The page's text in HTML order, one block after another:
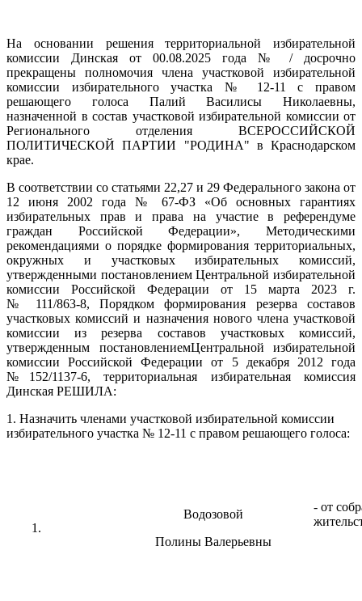
На основании решения территориальной избирательной
комиссии Динская от 00.08.2025 года № / досрочно
прекращены полномочия члена участковой избирательной
комиссии избирательного участка № 12-11 с правом
решающего голоса Палий Василисы Николаевны,
назначенной в состав участковой избирательной комиссии от
Регионального отделения ВСЕРОССИЙСКОЙ
ПОЛИТИЧЕСКОЙ ПАРТИИ "РОДИНА" в Краснодарском
крае.
В соответствии со статьями 22,27 и 29 Федерального закона от
12 июня 2002 года № 67-ФЗ «Об основных гарантиях
избирательных прав и права на участие в референдуме
граждан Российской Федерации», Методическими
рекомендациями о порядке формирования территориальных,
окружных и участковых избирательных комиссий,
утвержденными постановлением Центральной избирательной
комиссии Российской Федерации от 15 марта 2023 г.
№ 111/863-8, Порядком формирования резерва составов
участковых комиссий и назначения нового члена участковой
комиссии из резерва составов участковых комиссий,
утвержденным постановлениемЦентральной избирательной
комиссии Российской Федерации от 5 декабря 2012 года
№152/1137-6, территориальная избирательная комиссия
Динская РЕШИЛА:
1. Назначить членами участковой избирательной комиссии
избирательного участка № 12-11 с правом решающего голоса:
Водозовой
Полины Валерьевны
- от